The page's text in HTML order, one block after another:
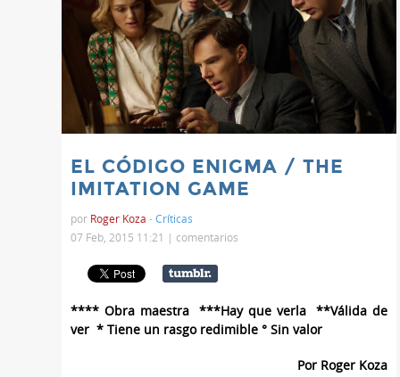
EL CÓDIGO ENIGMA / THE
IMITATION GAME
por Roger Koza -Críticas
07 Feb, 2015 11:21 | comentarios
**** Obra maestra ***Hay que verla **Válida de
ver * Tiene un rasgo redimible ° Sin valor
Por Roger Koza